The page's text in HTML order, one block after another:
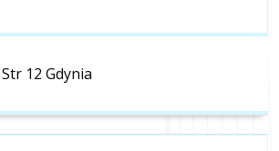
12 Gdynia